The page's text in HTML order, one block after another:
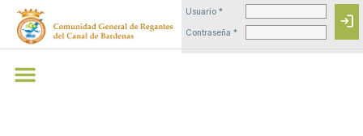
Usuario *
Contraseña *
login